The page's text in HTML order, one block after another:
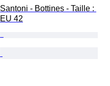
Santoni - Bottines - Taille :
EU 42